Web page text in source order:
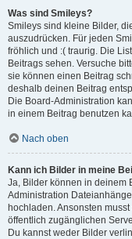
Was sind Smileys?
Smileys sind kleine Bilder,
auszudrücken. Für jeden
fröhlich und :( traurig. Die
Beitrags sehen. Versuche
sie können einen Beitrag
deshalb deinen Beitrag
Die Board-Administration
in einem Beitrag benutzen
Nach oben
Kann ich Bilder in meine
Ja, Bilder können in deinem
Administration
hochladen. Ansonsten
öffentlich zugänglichen
Du kannst weder Bilder